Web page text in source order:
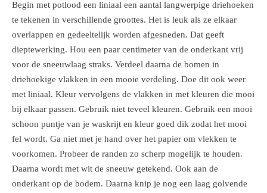
Begin met potlood een liniaal een aantal langwerpige driehoeken
te tekenen in verschillende groottes. Het is leuk als ze elkaar
overlappen en gedeeltelijk worden afgesneden. Dat geeft
dieptewerking. Hou een paar centimeter van de onderkant vrij
voor de sneeuwlaag straks. Verdeel daarna de bomen in
driehoekige vlakken in een mooie verdeling. Doe dit ook weer
met liniaal. Kleur vervolgens de vlakken in met kleuren die mooi
bij elkaar passen. Gebruik niet teveel kleuren. Gebruik een mooi
schoon puntje van je waskrijt en kleur goed dik zodat het mooi
fel wordt. Ga niet met je hand over het papier om vlekken te
voorkomen. Probeer de randen zo scherp mogelijk te houden.
Daarna wordt met wit de sneeuw getekend. Ook aan de
onderkant op de bodem. Daarna knip je nog een laag golvende